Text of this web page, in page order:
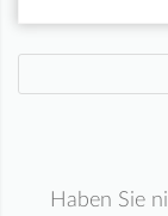
Haben Sie